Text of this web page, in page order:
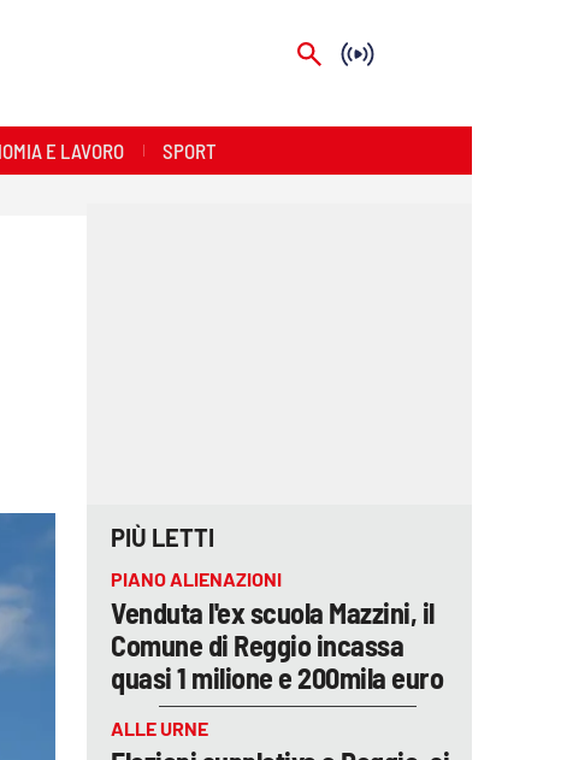
E LAVORO SPORT
PIÙ LETTI
PIANO ALIENAZIONI
Venduta l'ex scuola Mazzini, il
Comune di Reggio incassa
quasi 1 milione e 200mila euro
ALLE URNE